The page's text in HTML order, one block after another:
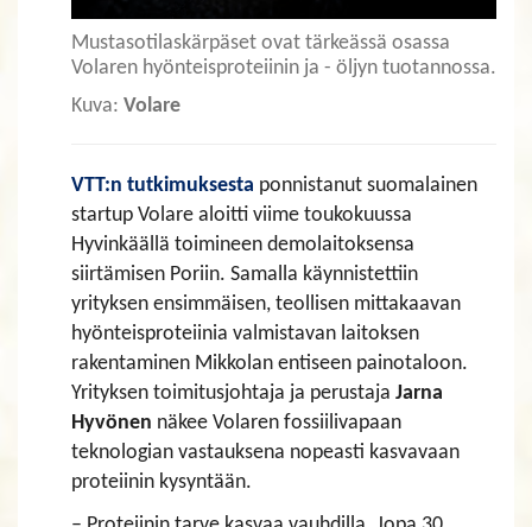
Mustasotilaskärpäset ovat tärkeässä osassa
Volaren hyönteisproteiinin ja - öljyn tuotannossa.
Kuva: Volare
VTT:n tutkimuksesta ponnistanut suomalainen
startup Volare aloitti viime toukokuussa
Hyvinkäällä toimineen demolaitoksensa
siirtämisen Poriin. Samalla käynnistettiin
yrityksen ensimmäisen, teollisen mittakaavan
hyönteisproteiinia valmistavan laitoksen
rakentaminen Mikkolan entiseen painotaloon.
Yrityksen toimitusjohtaja ja perustaja Jarna
Hyvönen näkee Volaren fossiilivapaan
teknologian vastauksena nopeasti kasvavaan
proteiinin kysyntään.